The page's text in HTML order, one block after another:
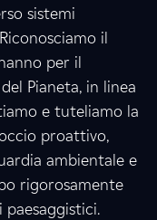
sistemi
il
per il
Pianeta, in linea
e tuteliamo la
proattivo,
ambientale e
rigorosamente
3
5
4